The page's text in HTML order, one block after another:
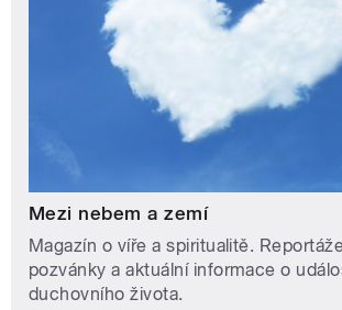
Mezi nebem a zemí
Magazín o víře a spiritualitě.
pozvánky a aktuální informace o
duchovního života.